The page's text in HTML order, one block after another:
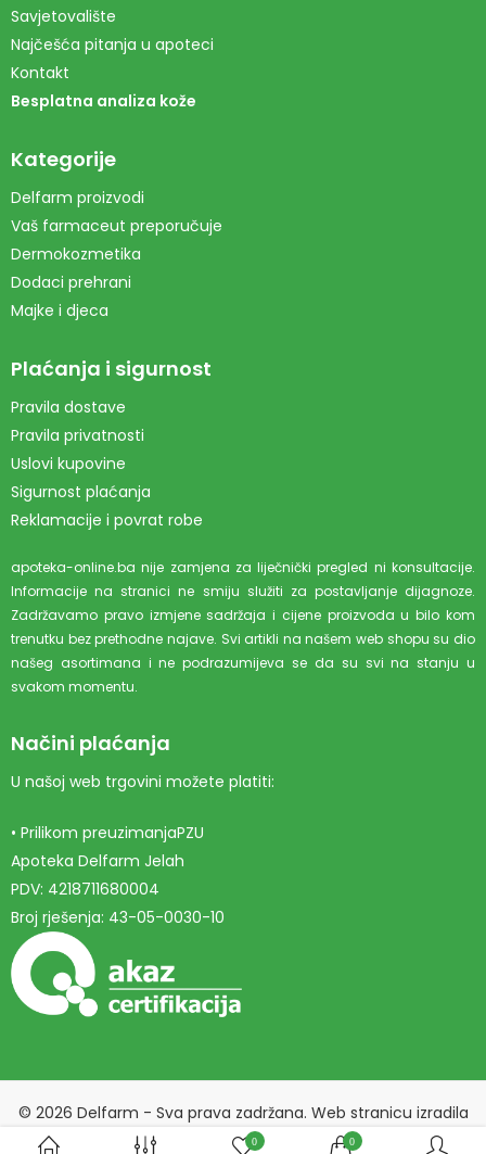
Savjetovalište
Najčešća pitanja u apoteci
Kontakt
Besplatna analiza kože
Kategorije
Delfarm proizvodi
Vaš farmaceut preporučuje
Dermokozmetika
Dodaci prehrani
Majke i djeca
Plaćanja i sigurnost
Pravila dostave
Pravila privatnosti
Uslovi kupovine
Sigurnost plaćanja
Reklamacije i povrat robe
apoteka-online.ba nije zamjena za liječnički pregled ni konsultacije.
Informacije na stranici ne smiju služiti za postavljanje dijagnoze.
Zadržavamo pravo izmjene sadržaja i cijene proizvoda u bilo kom
trenutku bez prethodne najave. Svi artikli na našem web shopu su dio
našeg asortimana i ne podrazumijeva se da su svi na stanju u
svakom momentu.
Načini plaćanja
U našoj web trgovini možete platiti:
• Prilikom preuzimanjaPZU
Apoteka Delfarm Jelah
PDV: 4218711680004
Broj rješenja: 43-05-0030-10
© 2026 Delfarm - Sva prava zadržana. Web stranicu izradila
Marketing agencija EBTEH.
0 0